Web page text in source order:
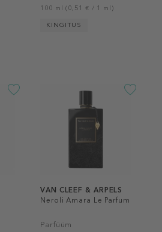
100 ml (0,51 € / 1 ml)
KINGITUS
VAN CLEEF & ARPELS
Neroli Amara Le Parfum
Parfüüm